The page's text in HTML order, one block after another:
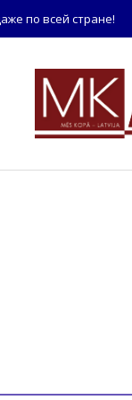
по всей стране!